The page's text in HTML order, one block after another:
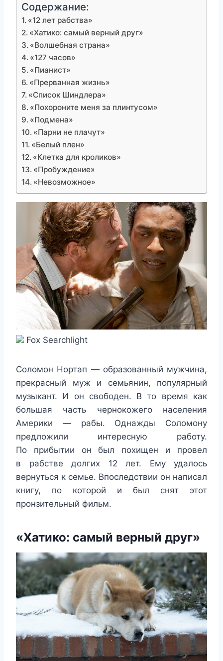
Содержание:
«12 лет рабства»
«Хатико: самый верный друг»
«Волшебная страна»
«127 часов»
«Пианист»
«Прерванная жизнь»
«Список Шиндлера»
«Похороните меня за плинтусом»
«Подмена»
«Парни не плачут»
«Белый плен»
«Клетка для кроликов»
«Пробуждение»
«Невозможное»
Fox Searchlight
Соломон Нортап — образованный мужчина,
прекрасный муж и семьянин, популярный
музыкант. И он свободен. В то время как
большая часть чернокожего населения
Америки — рабы. Однажды Соломону
предложили интересную работу.
По прибытии он был похищен и провел
в рабстве долгих 12 лет. Ему удалось
вернуться к семье. Впоследствии он написал
книгу, по которой и был снят этот
пронзительный фильм.
«Хатико: самый верный друг»